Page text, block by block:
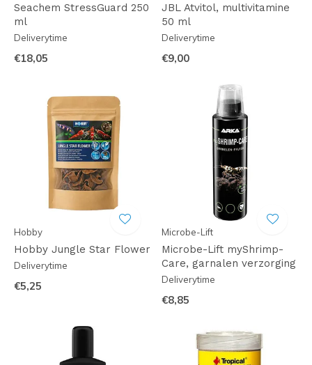
Seachem StressGuard 250
ml
Deliverytime
€18,05
JBL Atvitol, multivitamine
50 ml
Deliverytime
€9,00
Hobby
Hobby Jungle Star Flower
Deliverytime
€5,25
Microbe-Lift
Microbe-Lift myShrimp-
Care, garnalen verzorging
Deliverytime
€8,85